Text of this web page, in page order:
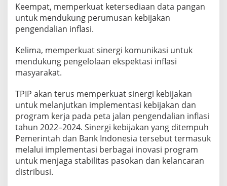
Keempat, memperkuat ketersediaan data pangan
untuk mendukung perumusan kebijakan
pengendalian inflasi.
Kelima, memperkuat sinergi komunikasi untuk
mendukung pengelolaan ekspektasi inflasi
masyarakat.
TPIP akan terus memperkuat sinergi kebijakan
untuk melanjutkan implementasi kebijakan dan
program kerja pada peta jalan pengendalian inflasi
tahun 2022–2024. Sinergi kebijakan yang ditempuh
Pemerintah dan Bank Indonesia tersebut termasuk
melalui implementasi berbagai inovasi program
untuk menjaga stabilitas pasokan dan kelancaran
distribusi.